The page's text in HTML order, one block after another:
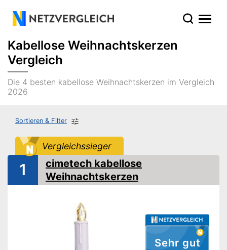
Kabellose Weihnachtskerzen
Vergleich
Die 4 besten kabellose Weihnachtskerzen im Vergleich
2026
Sortieren & Filter
Vergleichssieger
Sehr gut
1
cimetech kabellose
Weihnachtskerzen